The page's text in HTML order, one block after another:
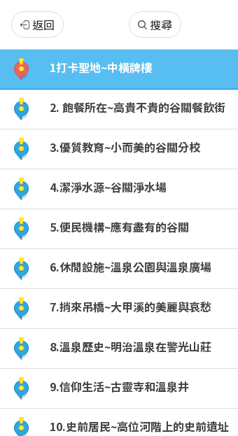
漫
遊
谷
關
返回 搜尋
1打卡聖地~中橫牌樓
2. 飽餐所在~高貴不貴的谷關餐飲街
3.優質教育~小而美的谷關分校
4.潔淨水源~谷關淨水場
5.便民機構~應有盡有的谷關
6.休閒設施~溫泉公園與溫泉廣場
7.捎來吊橋~大甲溪的美麗與哀愁
8.溫泉歷史~明治溫泉在警光山莊
9.信仰生活~古靈寺和溫泉井
10.史前居民~高位河階上的史前遺址